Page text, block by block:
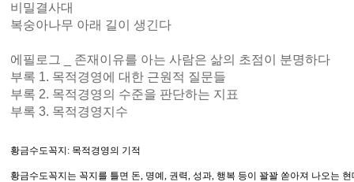
비밀결사대
복숭아나무 아래 길이 생긴다
에필로그 _ 존재이유를 아는 사람은 삶의 초점이 분명하다
부록 1. 목적경영에 대한 근원적 질문들
부록 2. 목적경영의 수준을 판단하는 지표
부록 3. 목적경영지수
황금수도꼭지: 목적경영의 기적
황금수도꼭지는 꼭지를 틀면 돈, 명예, 권력, 성과, 행복 등이 꽐꽐 쏟아져 나오는